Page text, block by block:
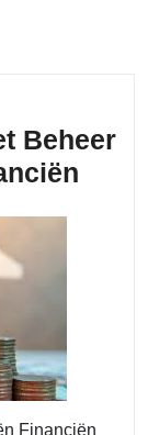
Beheer
Financiën